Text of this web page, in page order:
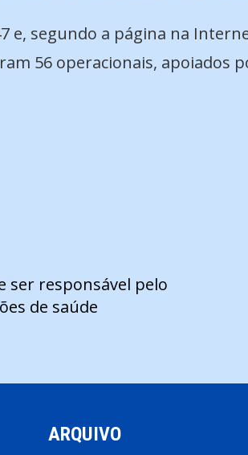
e, segundo a página na
56 operacionais, apoiados
ser responsável pelo
de saúde
ARQUIVO